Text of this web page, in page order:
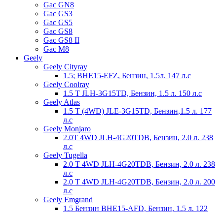
Gac GN8
Gac GS3
Gac GS5
Gac GS8
Gac GS8 II
Gac M8
Geely
Geely Cityray
1.5; BHE15-EFZ, Бензин, 1.5л. 147 л.с
Geely Coolray
1.5 T JLH-3G15TD, Бензин, 1.5 л. 150 л.с
Geely Atlas
1.5 T (4WD) JLE-3G15TD, Бензин,1.5 л. 177
л.с
Geely Monjaro
2.0T 4WD JLH-4G20TDB, Бензин, 2.0 л. 238
л.с
Geely Tugella
2.0 T 4WD JLH-4G20TDB, Бензин, 2.0 л. 238
л.с
2.0 T 4WD JLH-4G20TDB, Бензин, 2.0 л. 200
л.с
Geely Emgrand
1.5 Бензин BHE15-AFD, Бензин, 1.5 л. 122